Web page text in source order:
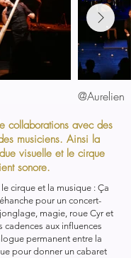
@Aurelien
collaborations avec des
musiciens. Ainsi la
visuelle et le cirque
sonore.
cirque et la musique :Ça
pour un concert-
magie, roue Cyr et
cadences aux influences
permanent entre la
pour donner un cabaret